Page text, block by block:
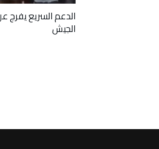
الجيش